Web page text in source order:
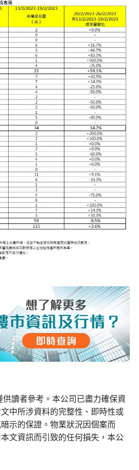
讀者參考。本公司已盡力確保資
中所涉資料的完整性、即時性或
示的保證。物業狀況因個案而
文資訊而引致的任何損失，本公